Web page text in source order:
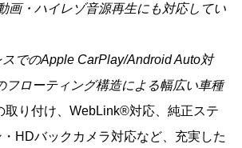
画・ハイレゾ音源再生にも対応してい
でのApple CarPlay/Android Auto対
フローティング構造による幅広い車種
取り付け、WebLink®対応、純正ステ
HDバックカメラ対応など、充実した